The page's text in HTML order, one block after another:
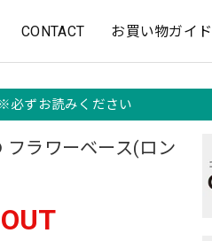
CONTACT お買い物ガイド
ずお読みください
フラワーベース(ロン